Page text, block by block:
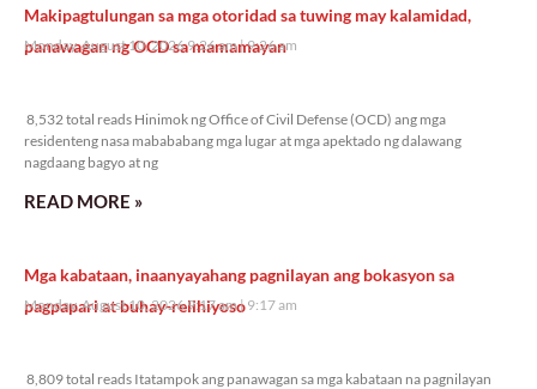
Makipagtulungan sa mga otoridad sa tuwing may kalamidad,
panawagan ng OCD sa mamamayan
Monday, August 10, 2026 9:26 am 9:26 am
8,532 total reads Hinimok ng Office of Civil Defense (OCD) ang mga
residenteng nasa mabababang mga lugar at mga apektado ng dalawang
nagdaang bagyo at ng
READ MORE »
Mga kabataan, inaanyayahang pagnilayan ang bokasyon sa
pagpapari at buhay-relihiyoso
Monday, August 10, 2026 9:17 am 9:17 am
8,809 total reads Itatampok ang panawagan sa mga kabataan na pagnilayan